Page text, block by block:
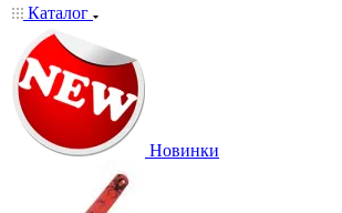
Каталог
Новинки